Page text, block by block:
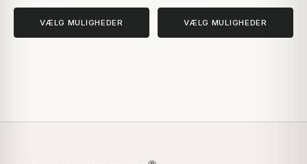
VÆLG MULIGHEDER VÆLG MULIGHEDER